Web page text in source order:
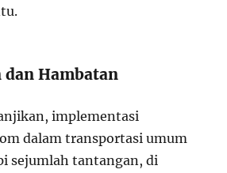
Hambatan
implementasi
dalam transportasi umum
sejumlah tantangan, di